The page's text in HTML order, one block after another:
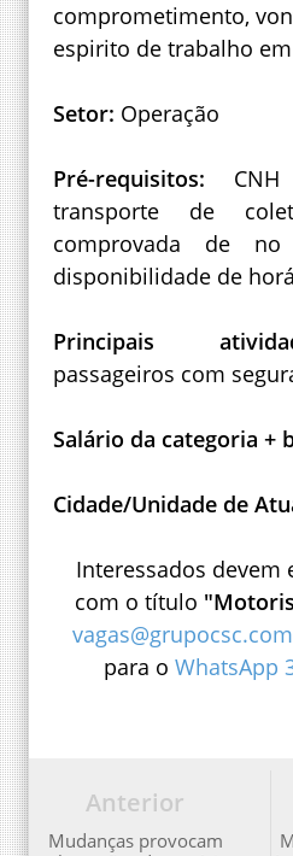
comprometimento,
espirito de trabalho
Setor: Operação
Pré-requisitos:
transporte de
comprovada de
disponibilidade de
Principais
passageiros com
Salário da categoria +
Cidade/Unidade de
Interessados devem
com o título
para o WhatsApp
Anterior
Mudanças provocam